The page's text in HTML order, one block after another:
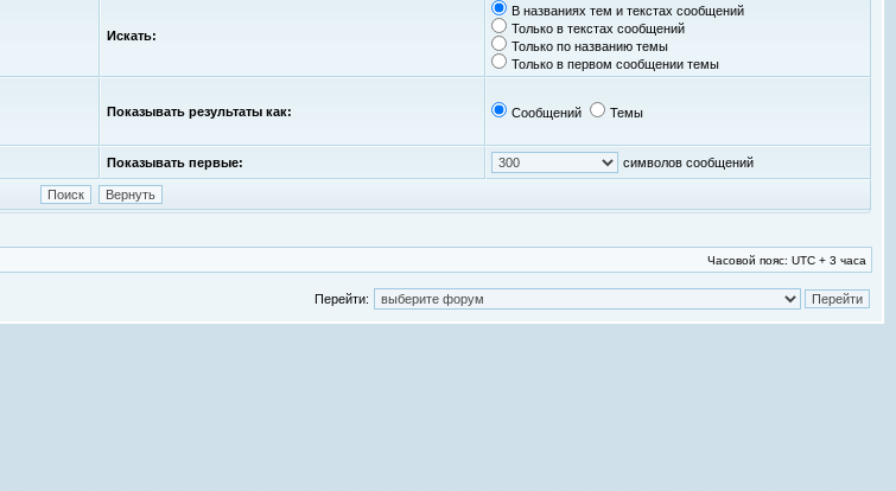
Искать:
В названиях тем и текстах сообщений
Только в текстах сообщений
Только по названию темы
Только в первом сообщении темы
Показывать результаты как: Сообщений Темы
Показывать первые: символов сообщений
Часовой пояс: UTC + 3 часа
Перейти: